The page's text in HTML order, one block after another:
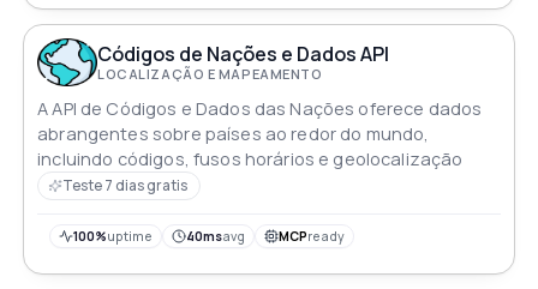
Códigos de Nações e Dados API
LOCALIZAÇÃO E MAPEAMENTO
A API de Códigos e Dados das Nações oferece dados
abrangentes sobre países ao redor do mundo,
incluindo códigos, fusos horários e geolocalização
Teste 7 dias gratis
100%uptime 40msavg MCPready